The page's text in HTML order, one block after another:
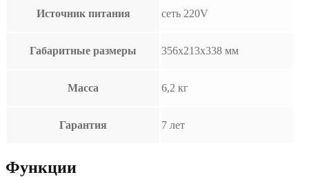
Источник питания сеть 220V
Габаритные размеры 356х213х338 мм
Масса 6,2 кг
Гарантия 7 лет
Функции